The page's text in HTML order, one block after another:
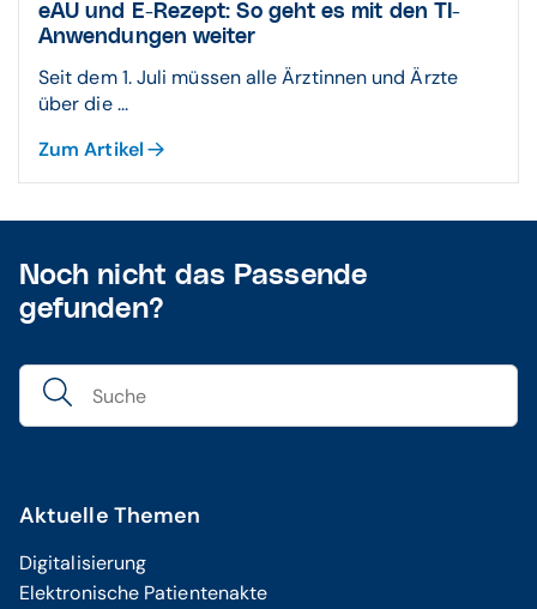
eAU und E-Rezept: So geht es mit den TI-
Anwendungen weiter
Seit dem 1. Juli müssen alle Ärztinnen und Ärzte
über die ...
Zum Artikel
Noch nicht das Passende
gefunden?
Aktuelle Themen
Digitalisierung
Elektronische Patientenakte